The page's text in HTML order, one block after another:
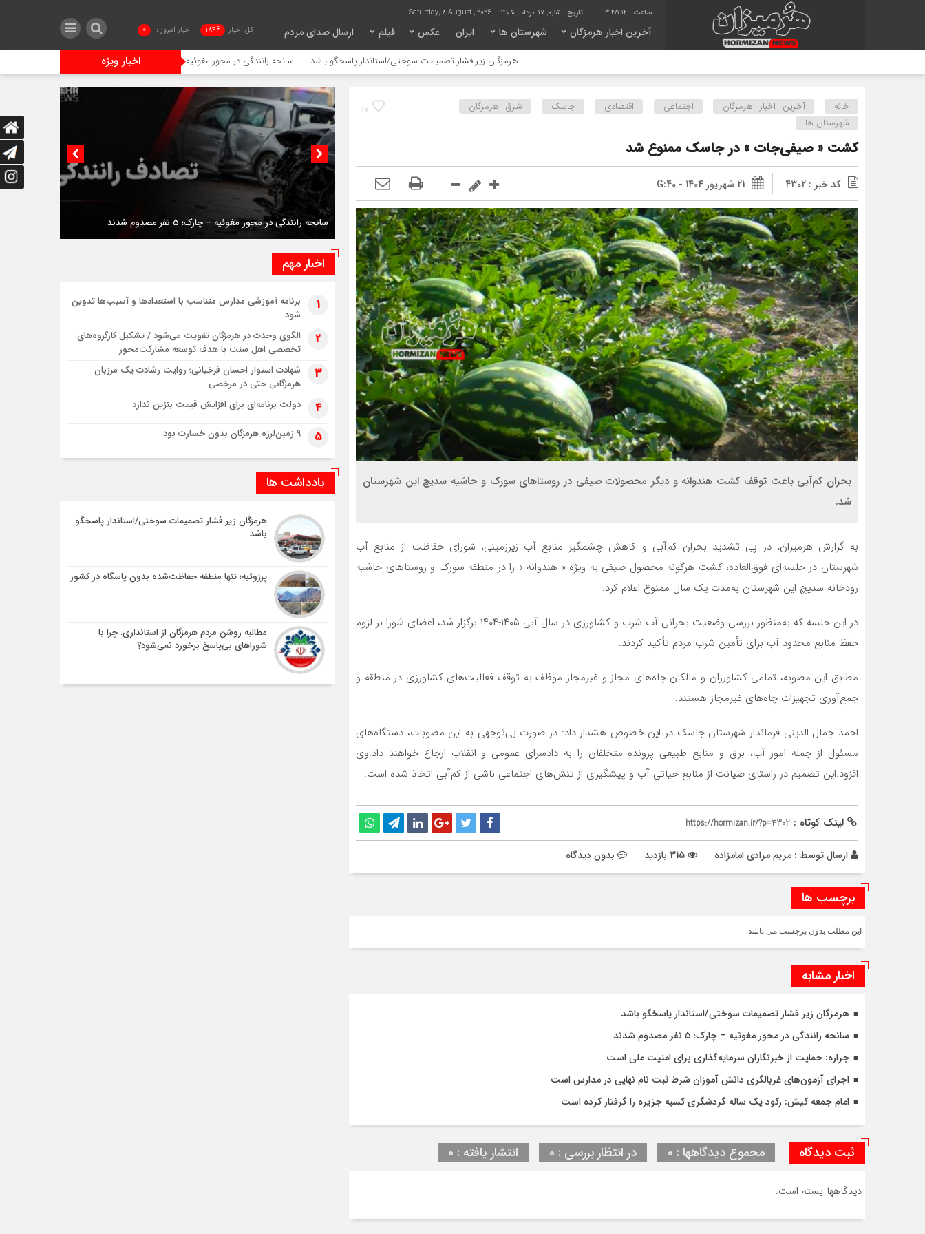
3:25:12 تاریخ : شنبه, ۱۷ مرداد , ۱۴۰۵ Saturday, 8 August , 2026
آخرین اخبار هرمزگان شهرستان ها ایران عکس فیلم ارسال صدای مردم کل اخبار 1846 اخبار امروز : 0
اخبار ویژه هرمزگان زیر فشار تصمیمات سوختی/استاندار پاسخگو باشد سانحه رانندگی در محور مغوئیه – چارک؛ ۵ نفر مصدوم شدند جراره: حمایت از
17 خانه آخرین اخبار هرمزگان اجتماعی اقتصادی جاسک
شرق هرمزگان
شهرستان ها
کشت « صیفی‌جات » در جاسک ممنوع شد
کد خبر : 4302 21 شهریور 1404 - G:40
بحران کم‌آبی باعث توقف کشت هندوانه و دیگر محصولات صیفی در روستاهای سورک و حاشیه سدیچ این شهرستان
شد.
به گزارش هرمیزان، در پی تشدید بحران کم‌آبی و کاهش چشمگیر منابع آب زیرزمینی، شورای حفاظت از منابع آب
شهرستان در جلسه‌ای فوق‌العاده، کشت هرگونه محصول صیفی به‌ ویژه « هندوانه » را در منطقه سورک و روستاهای حاشیه
رودخانه سدیچ این شهرستان به‌مدت یک سال ممنوع اعلام کرد.
در این جلسه که به‌منظور بررسی وضعیت بحرانی آب شرب و کشاورزی در سال آبی ۱۴۰۵-۱۴۰۴ برگزار شد، اعضای شورا بر لزوم
حفظ منابع محدود آب برای تأمین شرب مردم تأکید کردند.
مطابق این مصوبه، تمامی کشاورزان و مالکان چاه‌های مجاز و غیرمجاز موظف به توقف فعالیت‌های کشاورزی در منطقه و
جمع‌آوری تجهیزات چاه‌های غیرمجاز هستند.
احمد جمال الدینی فرماندار شهرستان جاسک در این خصوص هشدار داد: در صورت بی‌توجهی به این مصوبات، دستگاه‌های
مسئول از جمله امور آب، برق و منابع طبیعی پرونده متخلفان را به دادسرای عمومی و انقلاب ارجاع خواهند داد.وی
افزود:این تصمیم در راستای صیانت از منابع حیاتی آب و پیشگیری از تنش‌های اجتماعی ناشی از کم‌آبی اتخاذ شده است.
لینک کوتاه : https://hormizan.ir/?p=4302
ارسال توسط : مریم مرادی امامزاده بدون دیدگاه
برچسب ها
این مطلب بدون برچسب می باشد.
اخبار مشابه
هرمزگان زیر فشار تصمیمات سوختی/استاندار پاسخگو باشد
سانحه رانندگی در محور مغوئیه – چارک؛ ۵ نفر مصدوم شدند
جراره: حمایت از خبرنگاران سرمایه‌گذاری برای امنیت ملی است
اجرای آزمون‌های غربالگری دانش آموزان شرط ثبت نام نهایی در مدارس است
امام جمعه کیش: رکود یک ساله گردشگری کسبه جزیره را گرفتار کرده است
ثبت دیدگاه مجموع دیدگاهها : 0 در انتظار بررسی : 0 انتشار یافته : 0
دیدگاهها بسته است.
سانحه رانندگی در محور مغوئیه – چارک؛ ۵ نفر مصدوم شدند
اخبار مهم
1
برنامه آموزشی مدارس متناسب با استعدادها و آسیب‌ها تدوین
شود
2
الگوی وحدت در هرمزگان تقویت می‌شود / تشکیل کارگروه‌های
تخصصی اهل سنت با هدف توسعه مشارکت‌محور
3
شهادت استوار احسان فرخیانی؛ روایت رشادت یک مرزبان
هرمزگانی حتی در مرخصی
4 دولت برنامه‌ای برای افزایش قیمت بنزین ندارد
5 ۹ زمین‌لرزه‌ هرمزگان بدون خسارت بود
یادداشت ها
هرمزگان زیر فشار تصمیمات سوختی/استاندار پاسخگو
باشد
پرزوئیه؛ تنها منطقه حفاظت‌شده بدون پاسگاه در کشور
مطالبه روشن مردم هرمزگان از استانداری: چرا با
شوراهای بی‌پاسخ برخورد نمی‌شود؟